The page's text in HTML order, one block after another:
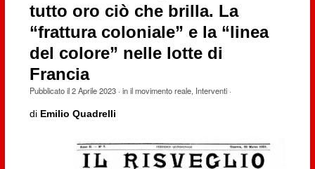
tutto oro ciò che brilla. La
“frattura coloniale” e la “linea
del colore” nelle lotte di
Francia
Pubblicato il2 Aprile 2023· inil movimento reale, Interventi·
di Emilio Quadrelli